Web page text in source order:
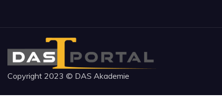
Copyright 2023 © DAS Akademie